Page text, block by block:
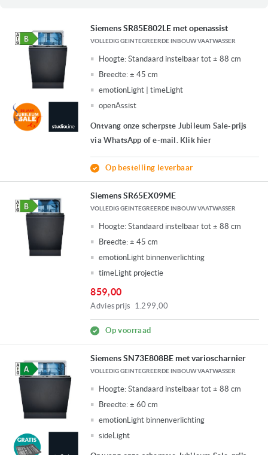
Siemens SR85E802LE met openassist
VOLLEDIG GEINTEGREERDE INBOUW VAATWASSER
Hoogte: Standaard instelbaar tot ± 88 cm
Breedte: ± 45 cm
emotionLight | timeLight
openAssist
Ontvang onze scherpste Jubileum Sale-prijs
via WhatsApp of e-mail. Klik hier
Op bestelling leverbaar
Siemens SR65EX09ME
VOLLEDIG GEINTEGREERDE INBOUW VAATWASSER
Hoogte: Standaard instelbaar tot ± 88 cm
Breedte: ± 45 cm
emotionLight binnenverlichting
timeLight projectie
859,00
Adviesprijs 1.299,00
Op voorraad
Siemens SN73E808BE met varioscharnier
VOLLEDIG GEINTEGREERDE INBOUW VAATWASSER
Hoogte: Standaard instelbaar tot ± 88 cm
Breedte: ± 60 cm
emotionLight binnenverlichting
sideLight